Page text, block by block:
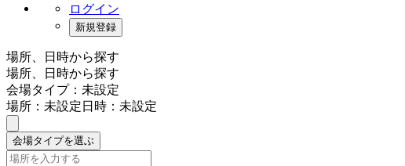
ログイン
新規登録
場所、日時から探す
場所、日時から探す
会場タイプ：未設定
場所：未設定日時：未設定
会場タイプを選ぶ